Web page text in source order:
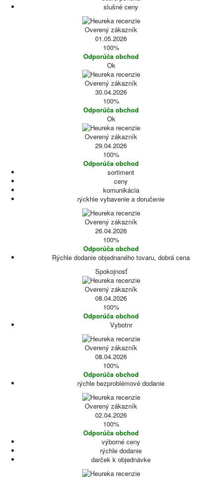
slušné ceny
Overený zákazník
01.05.2026
100%
Odporúča obchod
Ok
Overený zákazník
30.04.2026
100%
Odporúča obchod
Ok
Overený zákazník
29.04.2026
100%
Odporúča obchod
sortiment
ceny
komunikácia
rýckhle vybavenie a doručenie
Overený zákazník
26.04.2026
100%
Odporúča obchod
Rýchle dodanie objednaného tovaru, dobrá cena
Spokojnosť
Overený zákazník
08.04.2026
100%
Odporúča obchod
Vybotnr
Overený zákazník
08.04.2026
100%
Odporúča obchod
rýchle bezproblémové dodanie
Overený zákazník
02.04.2026
100%
Odporúča obchod
výborné ceny
rýchle dodanie
darček k objednávke